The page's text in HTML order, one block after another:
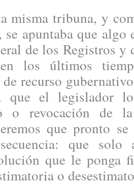
tribuna, y
apuntaba que algo
de los Registros y
los últimos
recurso
que el legislador
o revocación de
que pronto
que
que le ponga
o